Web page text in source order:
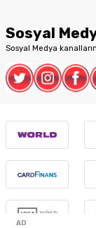
AD
Sosyal
Sosyal Medya